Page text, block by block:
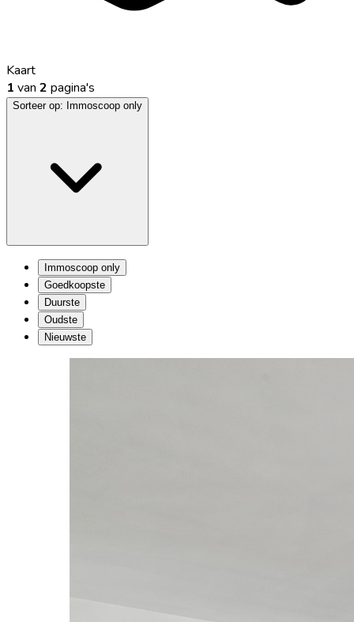
Kaart
1 van 2 pagina's
Sorteer op: Immoscoop only
Immoscoop only
Goedkoopste
Duurste
Oudste
Nieuwste